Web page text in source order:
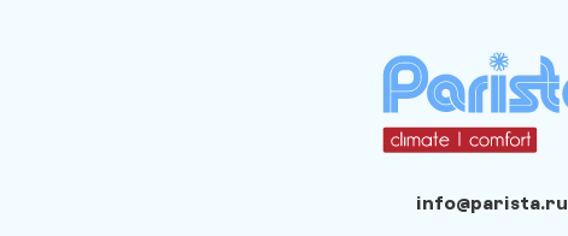
info@parista.ru